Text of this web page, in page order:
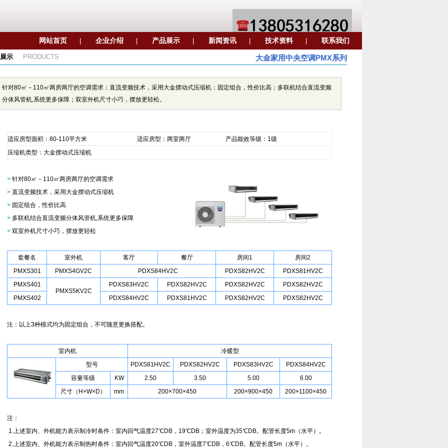
网站首页 企业介绍 产品展示 新闻资讯 技术资料 联系我们
示 PRODUCTS 大金家用中央空调PMX系列
针对80㎡－110㎡两房两厅的空调需求；直流变频技术，采用大金摆动式压缩机；固定组合，性价比高；多联机结合直流变频
分体风管机,系统更多保障；双室外机尺寸小巧，摆放更轻松。
适应房型面积：80-110平方米 适应房型：两室两厅
产品能效等级：1级
压缩机类型：大金摆动式压缩机
> 针对80㎡－110㎡两房两厅的空调需求
> 直流变频技术，采用大金摆动式压缩机
> 固定组合，性价比高
> 多联机结合直流变频分体风管机,系统更多保障
> 双室外机尺寸小巧，摆放更轻松
套餐名 室外机 客厅 餐厅 房间1
房间2
PMXS301
PMXS4GV2C PDXS84HV2C PDXS82HV2C
PDXS81HV2C
PMXS401
PMXS5KV2C
PDXS83HV2C PDXS82HV2C PDXS82HV2C
PDXS82HV2C
PMXS402
PDXS84HV2C PDXS81HV2C PDXS82HV2C PDXS82HV2C
注：以上3种模式均为固定组合，不可随意更换搭配。
室内机
冷暖型
型号
PDXS81HV2C PDXS82HV2C PDXS83HV2C
PDXS84HV2C
容量等级
KW 2.50 3.50 5.00
6.00
尺寸（H×W×D）
mm 200×700×450 200×900×450 200×1100×450
注：
1.上述室内、外机能力表示制冷时条件：室内回气温度27℃DB，19℃DB；室外温度为35℃DB。配管长度5m（水平）。
2.上述室内、外机能力表示制热时条件：室内回气温度20℃DB，室外温度7℃DB，6℃DB。配管长度5m（水平）。